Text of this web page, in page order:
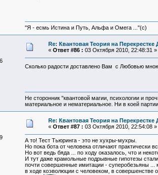
"Я - есмь Истина и Путь, Альфа и Омега ..."(с)
Re: Квантовая Теория на Перекрестке
« Ответ #86 : 03 Октября 2010, 22:48:31 »
Сколько радости доставлено Вам с Любовью
Не сторонник "квантовой магии, психологии и
материальное и нематериальное. Ни в коей
Re: Квантовая Теория на Перекрестке
« Ответ #87 : 03 Октября 2010, 22:54:08 »
А то! Тест Тьюринга - это не хухры-мухры.
Но пока бота от человека отличают практически
Но вот ведь бяда ... по ходу оказалось, что и
И тут даже крамольные подрывные гипотезы
почти совершенные имитации - суперобезьяны ...
в ходе коэволюции с человеком, в